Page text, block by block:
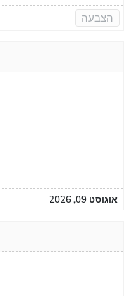
הצבעה
אוגוסט 09, 2026